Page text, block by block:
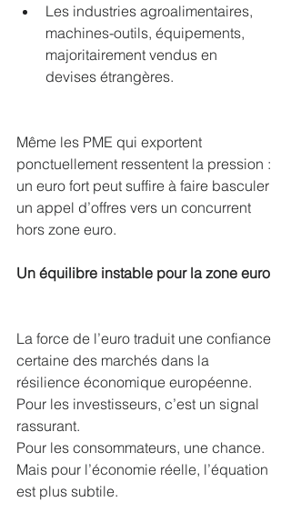
Les industries agroalimentaires,
machines-outils, équipements,
majoritairement vendus en
devises étrangères.
Même les PME qui exportent
ponctuellement ressentent la pression :
un euro fort peut suffire à faire basculer
un appel d’offres vers un concurrent
hors zone euro.
Un équilibre instable pour la zone euro
La force de l’euro traduit une confiance
certaine des marchés dans la
résilience économique européenne.
Pour les investisseurs, c’est un signal
rassurant.
Pour les consommateurs, une chance.
Mais pour l’économie réelle, l’équation
est plus subtile.